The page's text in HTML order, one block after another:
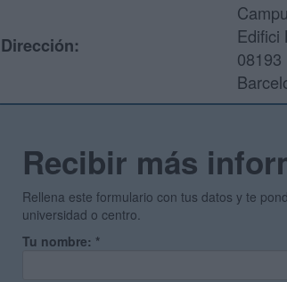
Dirección:
Edifici
08193
Recibir más
Rellena este formulario con tus datos y te
universidad o centro.
Tu nombre: *